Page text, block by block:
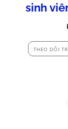
sinh
THEO DÕI